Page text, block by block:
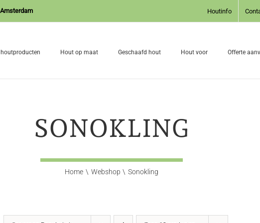
Houtinfo
Hout op maat Geschaafd hout Hout voor Offerte
SONOKLING
Home Webshop Sonokling